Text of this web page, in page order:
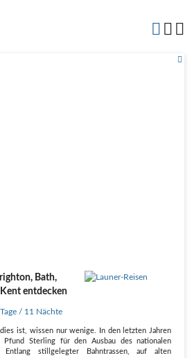
Bath,
entdecken
/ 11 Nächte
ist, wissen nur wenige. In den letzten Jahren
Sterling für den Ausbau des nationalen
Entlang stillgelegter Bahntrassen, auf alten